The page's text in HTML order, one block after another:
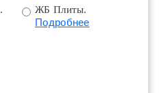
ЖБ Плиты.
Подробнее